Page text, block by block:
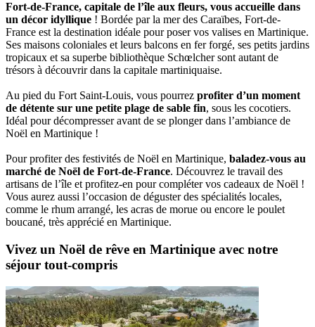
Fort-de-France, capitale de l’île aux fleurs, vous accueille dans
un décor idyllique ! Bordée par la mer des Caraïbes, Fort-de-
France est la destination idéale pour poser vos valises en Martinique.
Ses maisons coloniales et leurs balcons en fer forgé, ses petits jardins
tropicaux et sa superbe bibliothèque Schœlcher sont autant de
trésors à découvrir dans la capitale martiniquaise.
Au pied du Fort Saint-Louis, vous pourrez profiter d’un moment
de détente sur une petite plage de sable fin, sous les cocotiers.
Idéal pour décompresser avant de se plonger dans l’ambiance de
Noël en Martinique !
Pour profiter des festivités de Noël en Martinique, baladez-vous au
marché de Noël de Fort-de-France. Découvrez le travail des
artisans de l’île et profitez-en pour compléter vos cadeaux de Noël !
Vous aurez aussi l’occasion de déguster des spécialités locales,
comme le rhum arrangé, les acras de morue ou encore le poulet
boucané, très apprécié en Martinique.
Vivez un Noël de rêve en Martinique avec notre
séjour tout-compris